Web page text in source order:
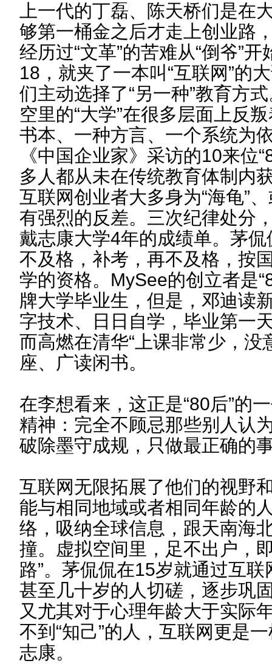
上一代的丁磊、陈天桥们是在
够第一桶金之后才走上创业路
经历过“文革”的苦难从“倒爷”
18，就夹了一本叫“互联网”的
们主动选择了“另一种”教育方
空里的“大学”在很多层面上反
书本、一种方言、一个系统为
《中国企业家》采访的10来位
多人都从未在传统教育体制内
互联网创业者大多身为“海龟”
有强烈的反差。三次纪律处分
戴志康大学4年的成绩单。茅
不及格，补考，再不及格，按
学的资格。MySee的创立者是
牌大学毕业生，但是，邓迪读
字技术、日日自学，毕业第一
而高燃在清华“上课非常少，没
座、广读闲书。
在李想看来，这正是“80后”的
精神：完全不顾忌那些别人认
破除墨守成规，只做最正确的
互联网无限拓展了他们的视
能与相同地域或者相同年龄的
络，吸纳全球信息，跟天南海
撞。虚拟空间里，足不出户，
路”。茅侃侃在15岁就通过互
甚至几十岁的人切磋，逐步巩
又尤其对于心理年龄大于实际
不到“知己”的人，互联网更是
志康。